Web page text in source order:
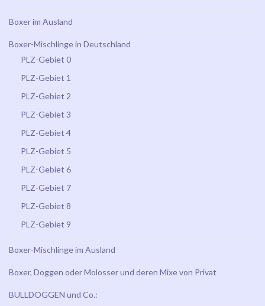
Boxer im Ausland
Boxer-Mischlinge in Deutschland
PLZ-Gebiet 0
PLZ-Gebiet 1
PLZ-Gebiet 2
PLZ-Gebiet 3
PLZ-Gebiet 4
PLZ-Gebiet 5
PLZ-Gebiet 6
PLZ-Gebiet 7
PLZ-Gebiet 8
PLZ-Gebiet 9
Boxer-Mischlinge im Ausland
Boxer, Doggen oder Molosser und deren Mixe von Privat
BULLDOGGEN und Co.: